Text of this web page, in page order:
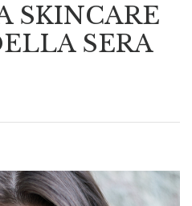
SKINCARE
SERA